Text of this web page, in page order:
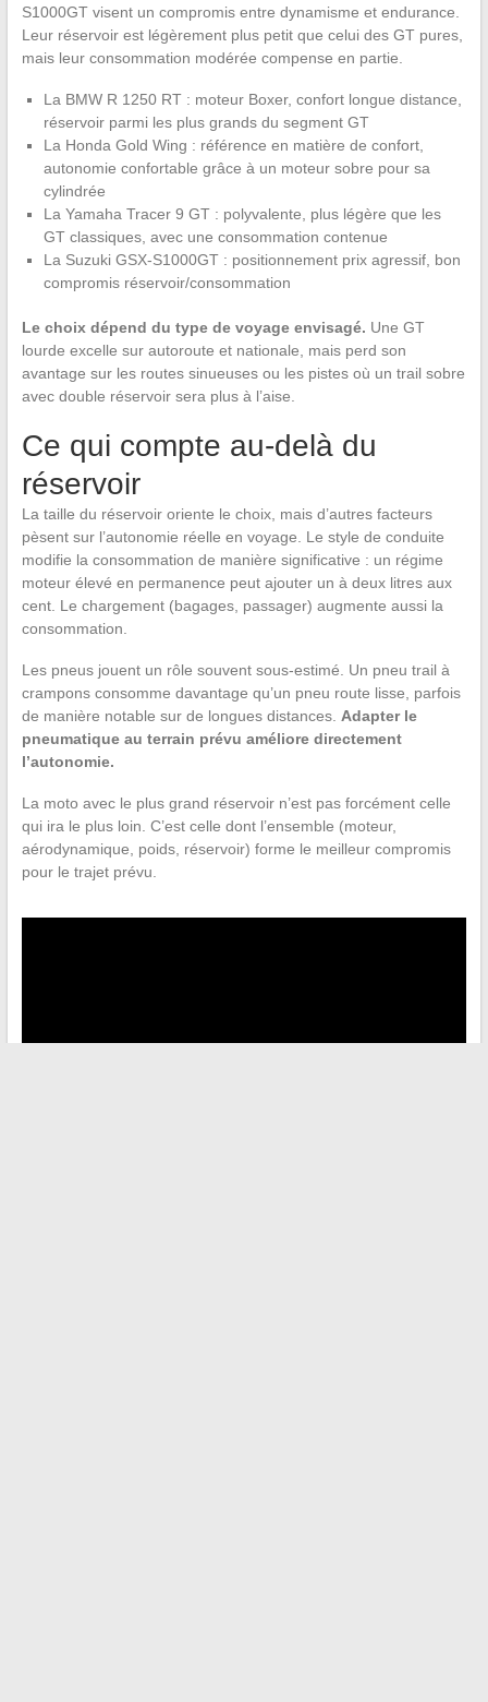
S1000GT visent un compromis entre dynamisme et endurance.
Leur réservoir est légèrement plus petit que celui des GT pures,
mais leur consommation modérée compense en partie.
La BMW R 1250 RT : moteur Boxer, confort longue distance,
réservoir parmi les plus grands du segment GT
La Honda Gold Wing : référence en matière de confort,
autonomie confortable grâce à un moteur sobre pour sa
cylindrée
La Yamaha Tracer 9 GT : polyvalente, plus légère que les
GT classiques, avec une consommation contenue
La Suzuki GSX-S1000GT : positionnement prix agressif, bon
compromis réservoir/consommation
Le choix dépend du type de voyage envisagé. Une GT
lourde excelle sur autoroute et nationale, mais perd son
avantage sur les routes sinueuses ou les pistes où un trail sobre
avec double réservoir sera plus à l’aise.
Ce qui compte au-delà du
réservoir
La taille du réservoir oriente le choix, mais d’autres facteurs
pèsent sur l’autonomie réelle en voyage. Le style de conduite
modifie la consommation de manière significative : un régime
moteur élevé en permanence peut ajouter un à deux litres aux
cent. Le chargement (bagages, passager) augmente aussi la
consommation.
Les pneus jouent un rôle souvent sous-estimé. Un pneu trail à
crampons consomme davantage qu’un pneu route lisse, parfois
de manière notable sur de longues distances. Adapter le
pneumatique au terrain prévu améliore directement
l’autonomie.
La moto avec le plus grand réservoir n’est pas forcément celle
qui ira le plus loin. C’est celle dont l’ensemble (moteur,
aérodynamique, poids, réservoir) forme le meilleur compromis
pour le trajet prévu.